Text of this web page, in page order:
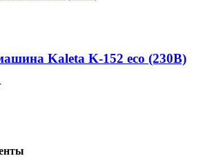
Kaleta K-152 eco (230В)